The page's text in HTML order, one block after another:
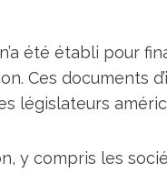
été établi pour
Ces documents
législateurs
y compris les